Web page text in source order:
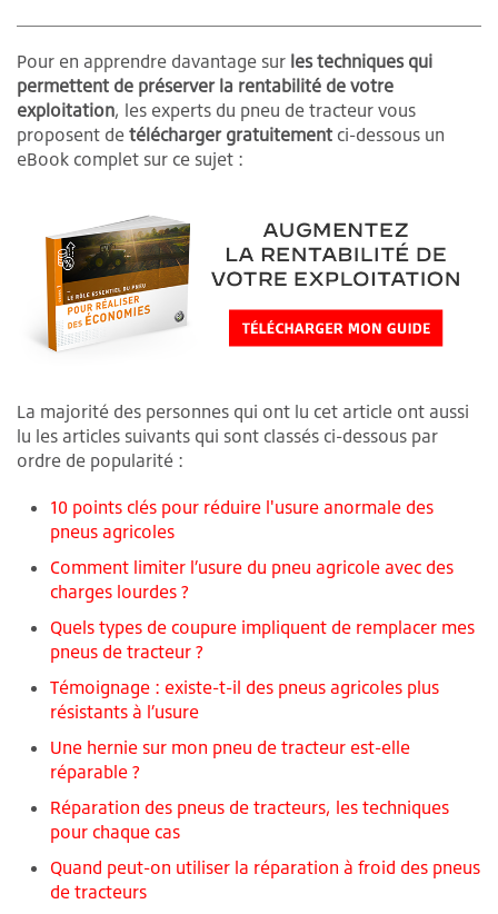
Pour en apprendre davantage sur les techniques qui
permettent de préserver la rentabilité de votre
exploitation, les experts du pneu de tracteur vous
proposent de télécharger gratuitementci-dessous un
eBook complet sur ce sujet :
La majorité des personnes qui ont lu cet article ont aussi
lu les articles suivants qui sont classés ci-dessous par
ordre de popularité :
10 points clés pour réduire l'usure anormale des
pneus agricoles
Comment limiter l’usure du pneu agricole avec des
charges lourdes ?
Quels types de coupure impliquent de remplacer mes
pneus de tracteur ?
Témoignage : existe-t-il des pneus agricoles plus
résistants à l’usure
Une hernie sur mon pneu de tracteur est-elle
réparable ?
Réparation des pneus de tracteurs, les techniques
pour chaque cas
Quand peut-on utiliser la réparation à froid des pneus
de tracteurs